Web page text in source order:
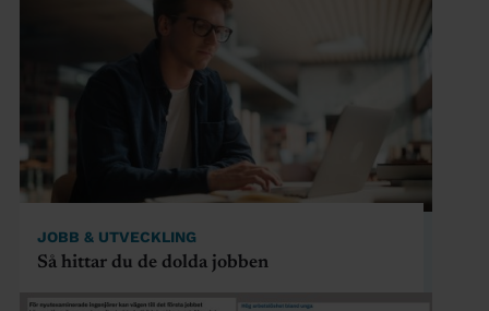
JOBB & UTVECKLING
Så hittar du de dolda jobben